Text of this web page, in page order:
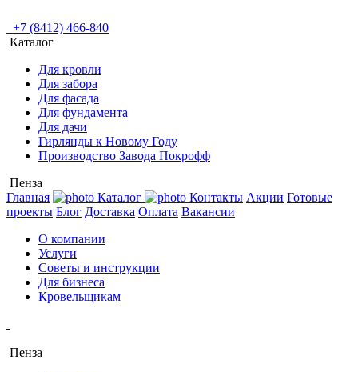
+7 (8412) 466-840
Каталог
Для кровли
Для забора
Для фасада
Для фундамента
Для дачи
Гирлянды к Новому Году
Производство Завода Покрофф
Пенза
Главная
Каталог Контакты Акции Готовые
проекты Блог Доставка Оплата Вакансии
О компании
Услуги
Советы и инструкции
Для бизнеса
Кровельщикам
Пенза